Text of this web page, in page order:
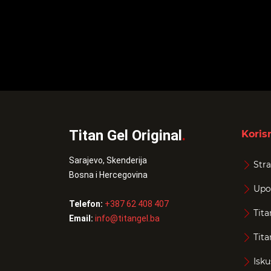
Titan Gel Original .
Sarajevo, Skenderija
Bosna i Hercegovina
Telefon: +387 62 408 407
Email: info@titangel.ba